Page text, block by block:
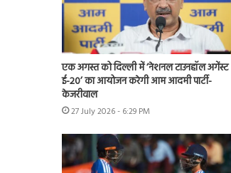
एक अगस्त को दिल्ली में ‘नेशनल टाउनहॉल अगेंस्ट
ई-20’ का आयोजन करेगी आम आदमी पार्टी-
केजरीवाल
27 July 2026 - 6:29 PM